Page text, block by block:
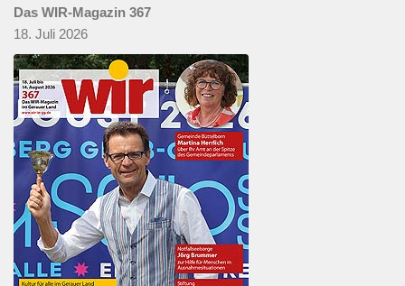
Das WIR-Magazin 367
18. Juli 2026